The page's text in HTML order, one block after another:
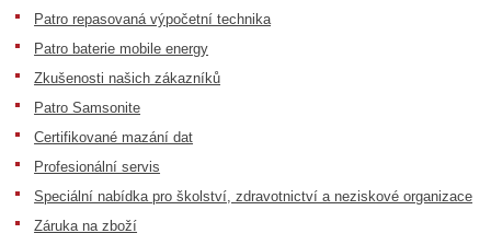
Patro repasovaná výpočetní technika
Patro baterie mobile energy
Zkušenosti našich zákazníků
Patro Samsonite
Certifikované mazání dat
Profesionální servis
Speciální nabídka pro školství, zdravotnictví a neziskové organizace
Záruka na zboží